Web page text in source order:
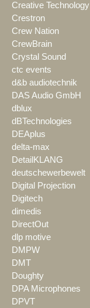
Creative Technology
Crestron
Crew Nation
CrewBrain
Crystal Sound
ctc events
d&b audiotechnik
DAS Audio GmbH
dblux
dBTechnologies
DEAplus
delta-max
DetailKLANG
deutschewerbewelt
Digital Projection
Digitech
dimedis
DirectOut
dlp motive
DMPW
DMT
Doughty
DPA Microphones
DPVT